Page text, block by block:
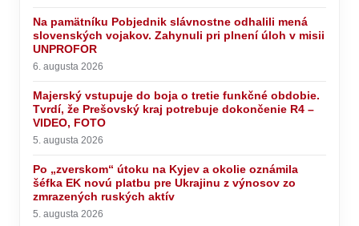
Na pamätníku Pobjednik slávnostne odhalili mená
slovenských vojakov. Zahynuli pri plnení úloh v misii
UNPROFOR
6. augusta 2026
Majerský vstupuje do boja o tretie funkčné obdobie.
Tvrdí, že Prešovský kraj potrebuje dokončenie R4 –
VIDEO, FOTO
5. augusta 2026
Po „zverskom“ útoku na Kyjev a okolie oznámila
šéfka EK novú platbu pre Ukrajinu z výnosov zo
zmrazených ruských aktív
5. augusta 2026